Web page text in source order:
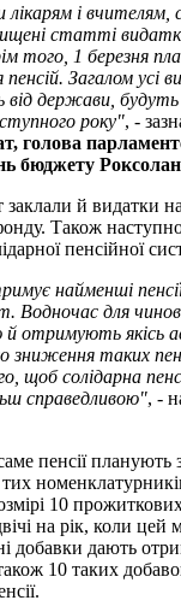
лікарям і вчителям,
статті
того, 1 березня
Загалом усі
держави, будуть
року", -
голова
бюджету
заклали й видатки
Також
пенсійної
найменші
Водночас для
й отримують якісь
зниження таких
щоб солідарна
справедливою", -
пенсії
10
на рік, коли цей
добавки дають
10 таких